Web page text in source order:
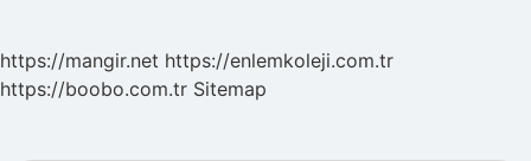
https://mangir.net https://enlemkoleji.com.tr
https://boobo.com.tr Sitemap